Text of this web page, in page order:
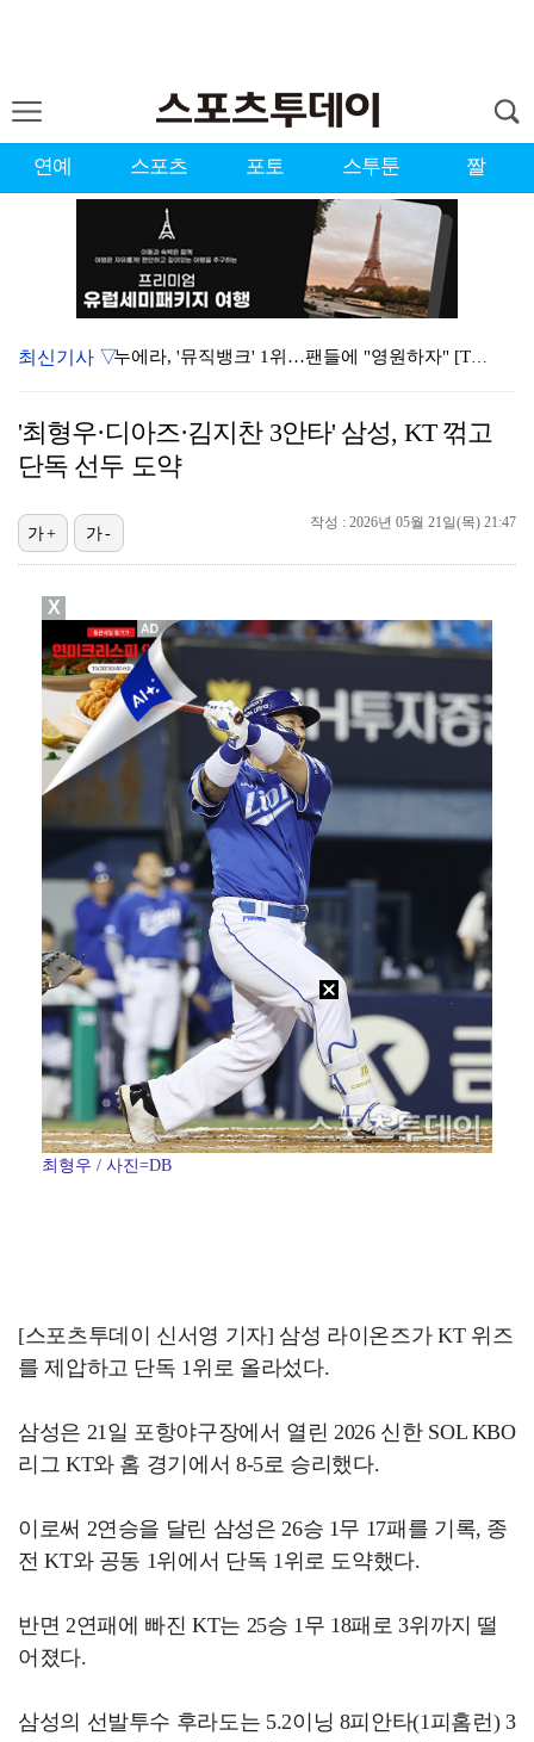
연예 스포츠 포토 스투툰 짤
누에라, '뮤직뱅크' 1위…팬들에 "영원하자" [TV캡…
서장훈 감독 "내 능력 부족" 자책하게 만든 펜타곤과의…
폭발까지 5분…안보현·정은채, 목숨 건 사투 시작(재벌…
대놓고 '심판 마사지'로 결재 받기도…최종 결재권자는 …
'1라운드 115위' 김민별, 2라운드 7타 줄이며 7…
최신기사 ▽
'최형우·디아즈·김지찬 3안타' 삼성, KT 꺾고
단독 선두 도약
작성 : 2026년 05월 21일(목) 21:47
가+ 가-
최형우 / 사진=DB
[스포츠투데이 신서영 기자] 삼성 라이온즈가 KT 위즈
를 제압하고 단독 1위로 올라섰다.
삼성은 21일 포항야구장에서 열린 2026 신한 SOL KBO
리그 KT와 홈 경기에서 8-5로 승리했다.
이로써 2연승을 달린 삼성은 26승 1무 17패를 기록, 종
전 KT와 공동 1위에서 단독 1위로 도약했다.
반면 2연패에 빠진 KT는 25승 1무 18패로 3위까지 떨
어졌다.
삼성의 선발투수 후라도는 5.2이닝 8피안타(1피홈런) 3
X